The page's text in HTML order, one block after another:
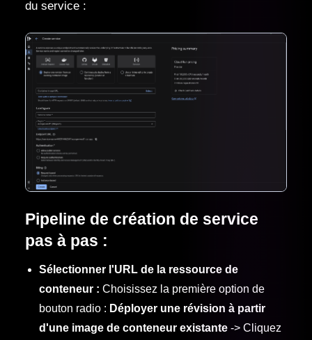
du service :
Pipeline de création de service
pas à pas :
Sélectionner l'URL de la ressource de
conteneur : Choisissez la première option de
bouton radio : Déployer une révision à partir
d'une image de conteneur existante -> Cliquez